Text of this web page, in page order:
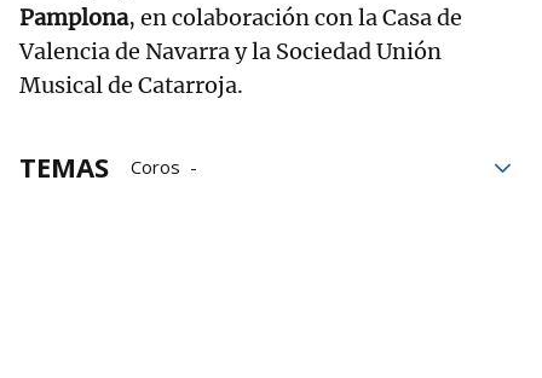
Pamplona, en colaboración con la Casa de
Valencia de Navarra y la Sociedad Unión
Musical de Catarroja.
TEMAS
Coros